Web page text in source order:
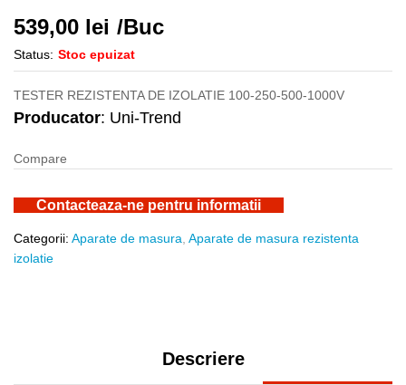
539,00 lei /Buc
Status: Stoc epuizat
TESTER REZISTENTA DE IZOLATIE 100-250-500-1000V
Producator: Uni-Trend
Compare
Contacteaza-ne pentru informatii
Categorii: Aparate de masura Aparate de masura rezistenta
izolatie
Descriere